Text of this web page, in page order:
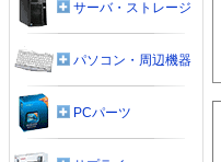
サーバ・ストレージ
パソコン・周辺機器
PCパーツ